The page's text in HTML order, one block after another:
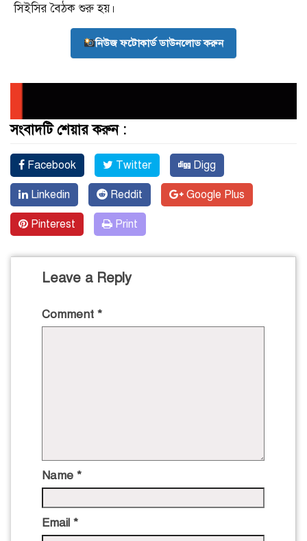
সিইসির বৈঠক শুরু হয়।
নিউজ ফটোকার্ড ডাউনলোড করুন
সংবাদটি শেয়ার করুন :
Facebook Twitter Digg
Linkedin Reddit Google Plus
Pinterest Print
Leave a Reply
Comment *
Name *
Email *